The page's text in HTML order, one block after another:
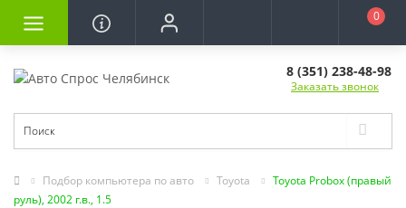
0
8 (351) 238-48-98
Заказать звонок
Подбор компьютера по авто Toyota
Toyota Probox (правый
руль), 2002 г.в., 1.5